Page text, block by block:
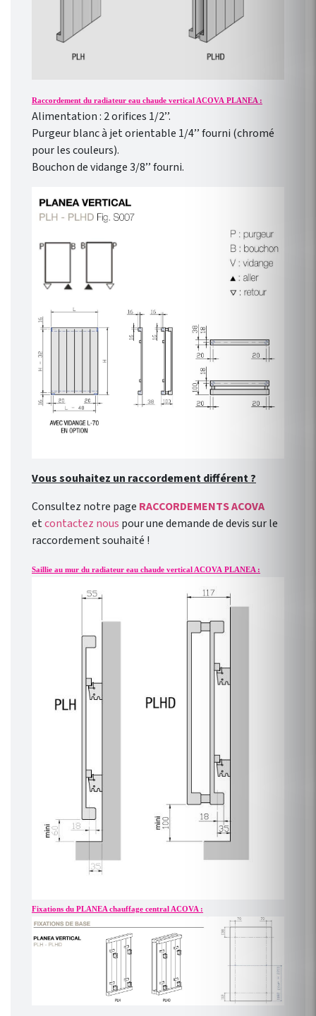
Raccordement du radiateur eau chaude vertical ACOVA PLANEA :
Alimentation : 2 orifices 1/2’’.
Purgeur blanc à jet orientable 1/4’’ fourni (chromé
pour les couleurs).
Bouchon de vidange 3/8’’ fourni.
Vous souhaitez un raccordement différent ?
Consultez notre page RACCORDEMENTS ACOVA
etcontactez nous pour une demande de devis sur le
raccordement souhaité !
Saillie au mur du radiateur eau chaude vertical ACOVA PLANEA :
Fixations du PLANEA chauffage central ACOVA :